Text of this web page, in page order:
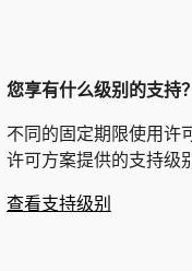
您享有什么级别的支持？
不同的固定期限使用许
许可方案提供的支持级
查看支持级别